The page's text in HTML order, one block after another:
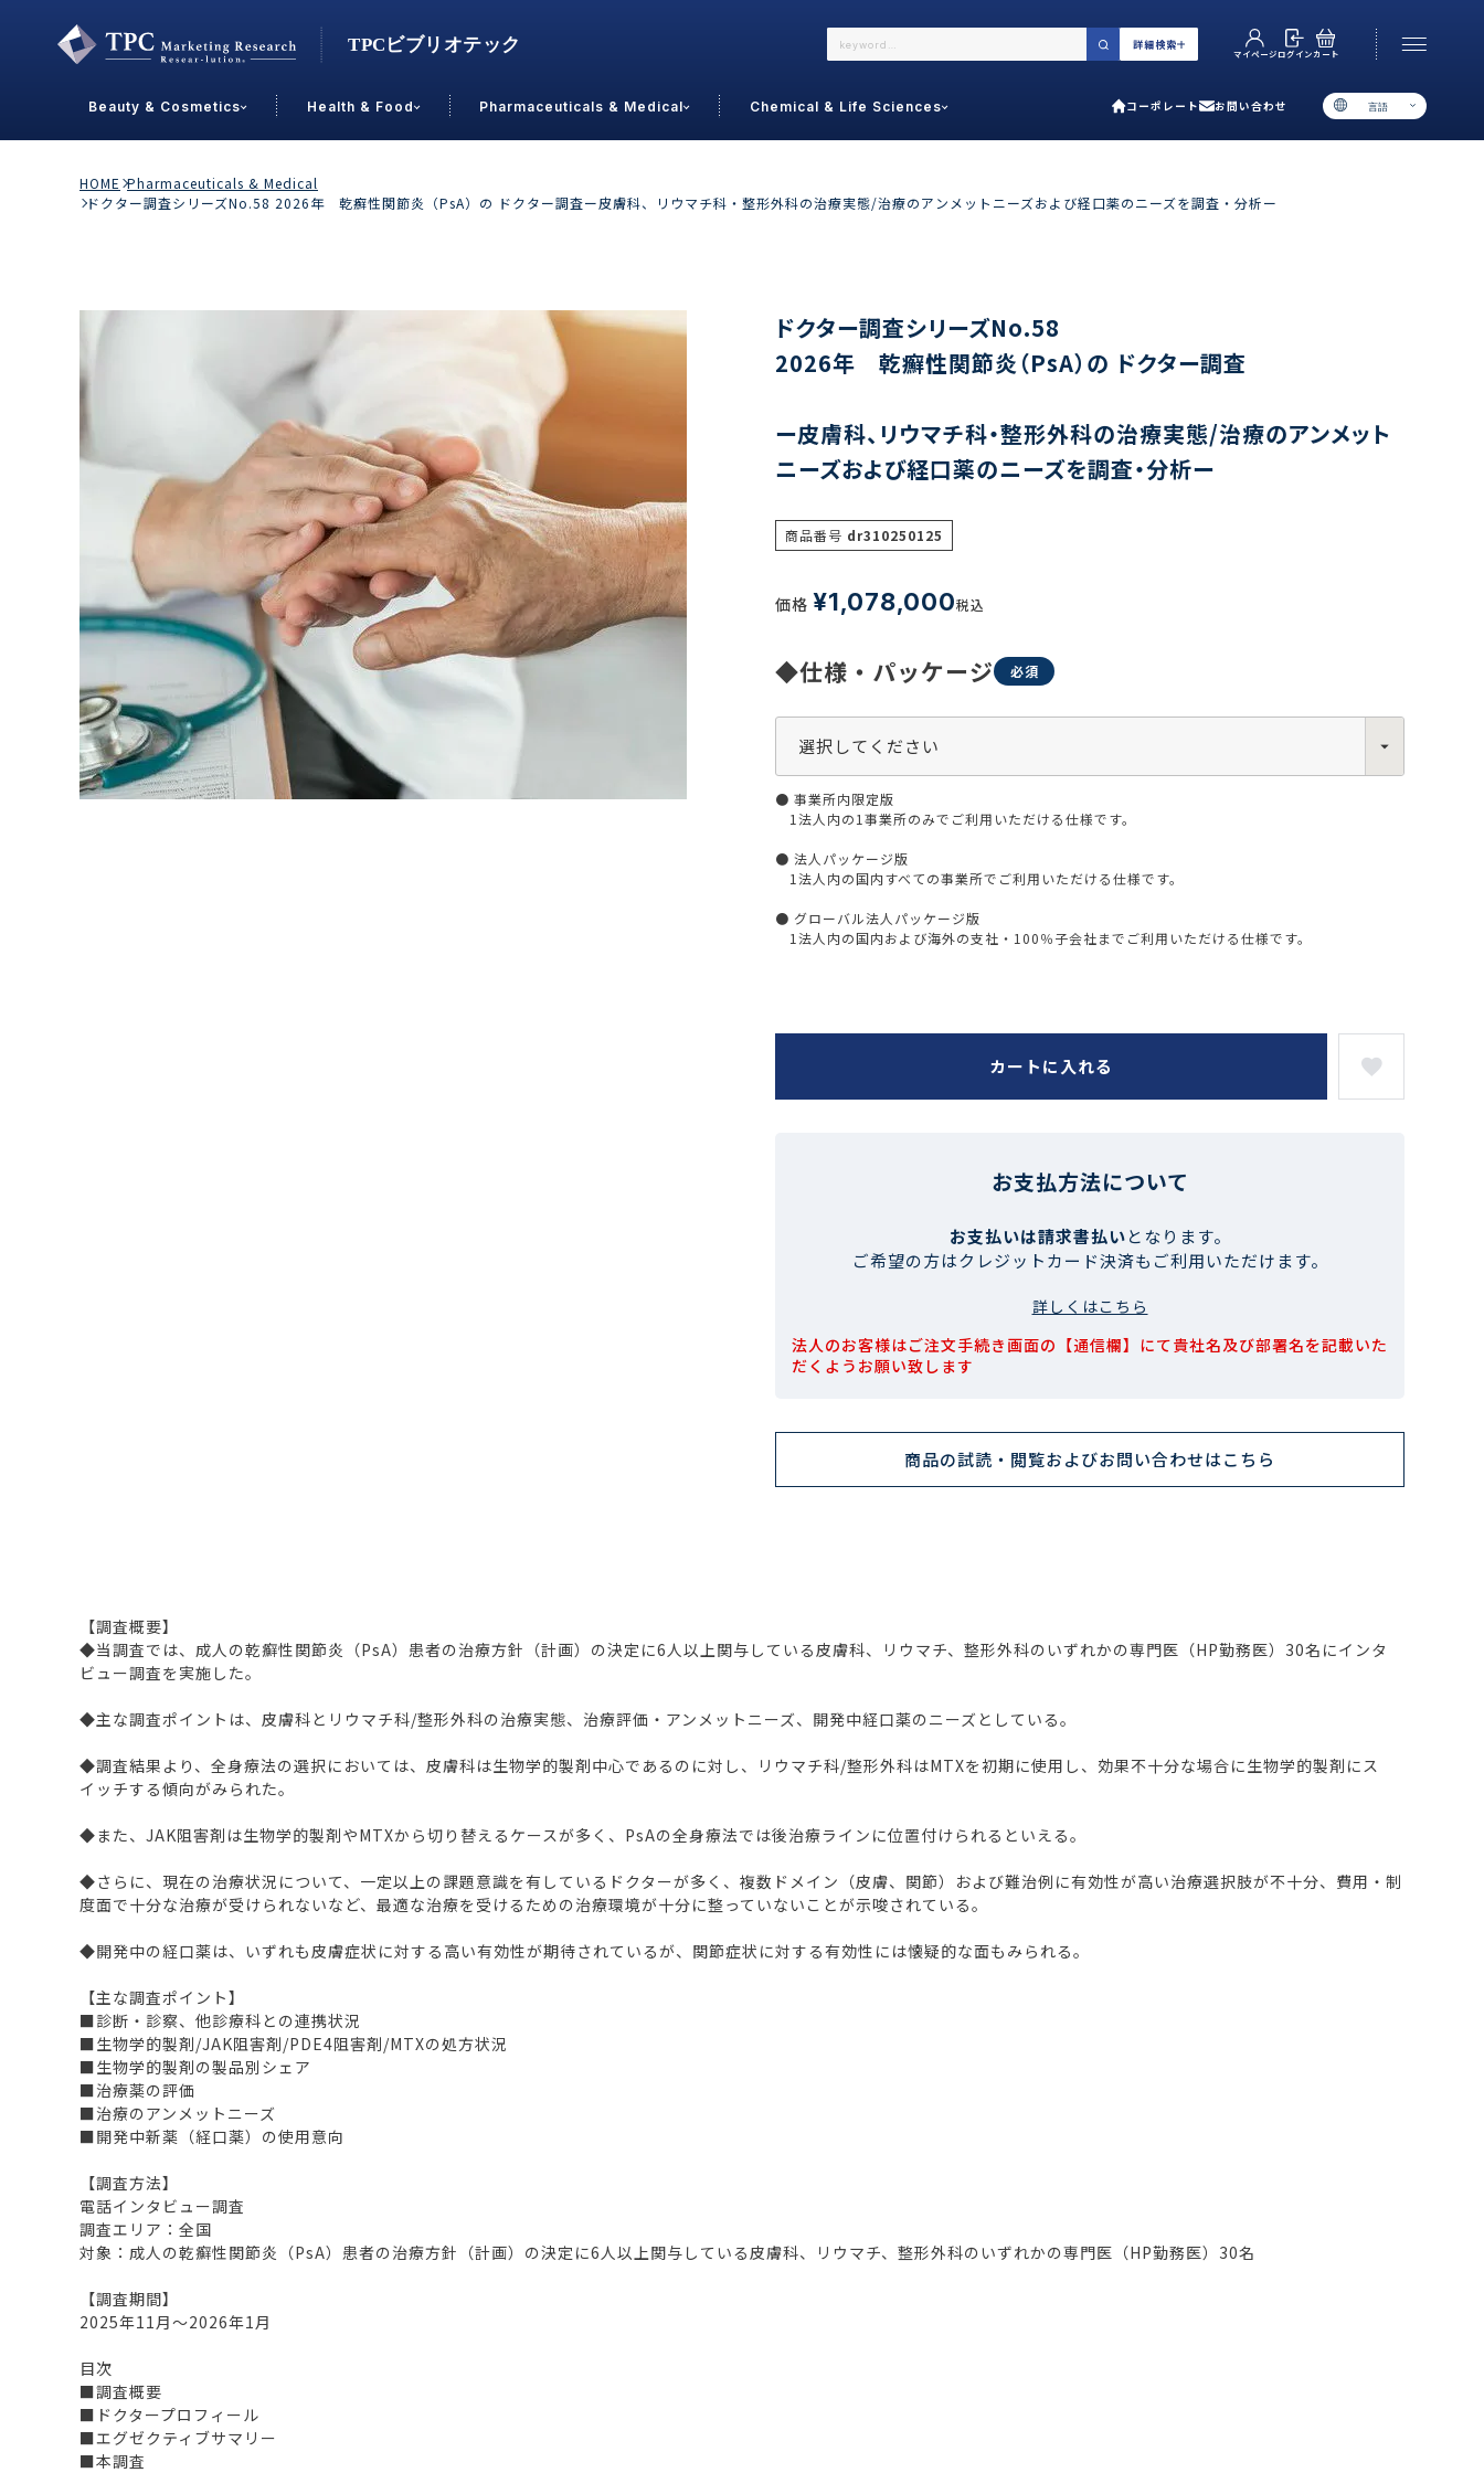
詳細検索
マイページログインカート
Beauty & Cosmetics Health & Food Pharmaceuticals & Medical Chemical & Life Sciences コーポレート お問い合わせ 言語
検索する
Contact Us 詳しくはこちら お問い合わせ
［ 9:00-17:00 土日祝除く ］
スキンケア
R&D
美容室・サロン
男性
その他
菓子
ＰＢＦ
冷食
業務用
食品添加物
R&D
海外
介護
機能性原料・素材
その他
Pharmaceuticals & Medical
患者調査
ドクター調査
精神神経
呼吸器・免疫
骨・関節
循環器・代謝
泌尿器・婦人
戦略
デジタル・Dtx
その他
Chemical & Life Sciences
ファイン・スペシャリティ・原料
プラスチック・容器・包装材
農薬・農業資材
電子材料
自動車
調査の種類から探す
トップ
お問い合わせ
コーポレート
〒550-0013
HOME Pharmaceuticals & Medical
ドクター調査シリーズNo.58 2026年 乾癬性関節炎（PsA）の ドクター調査ー皮膚科、リウマチ科・整形外科の治療実態/治療のアンメットニーズおよび経口薬のニーズを調査・分析ー
ドクター調査シリーズNo.58
2026年 乾癬性関節炎（PsA）の ドクター調査
ー皮膚科、リウマチ科・整形外科の治療実態/治療のアンメット
ニーズおよび経口薬のニーズを調査・分析ー
商品番号 dr310250125
価格 ¥1,078,000税込
◆仕様・パッケージ
● 事業所内限定版
1法人内の1事業所のみでご利用いただける仕様です。
● 法人パッケージ版
1法人内の国内すべての事業所でご利用いただける仕様です。
● グローバル法人パッケージ版
1法人内の国内および海外の支社・100％子会社までご利用いただける仕様です。
カートに入れる
お支払方法について
お支払いは請求書払いとなります。
ご希望の方はクレジットカード決済もご利用いただけます。
詳しくはこちら
法人のお客様はご注文手続き画面の【通信欄】にて貴社名及び部署名を記載いた
だくようお願い致します
商品の試読・閲覧およびお問い合わせはこちら
【調査概要】
◆当調査では、成人の乾癬性関節炎（PsA）患者の治療方針（計画）の決定に6人以上関与している皮膚科、リウマチ、整形外科のいずれかの専門医（HP勤務医）30名にインタ
ビュー調査を実施した。
◆主な調査ポイントは、皮膚科とリウマチ科/整形外科の治療実態、治療評価・アンメットニーズ、開発中経口薬のニーズとしている。
◆調査結果より、全身療法の選択においては、皮膚科は生物学的製剤中心であるのに対し、リウマチ科/整形外科はMTXを初期に使用し、効果不十分な場合に生物学的製剤にス
イッチする傾向がみられた。
◆また、JAK阻害剤は生物学的製剤やMTXから切り替えるケースが多く、PsAの全身療法では後治療ラインに位置付けられるといえる。
◆さらに、現在の治療状況について、一定以上の課題意識を有しているドクターが多く、複数ドメイン（皮膚、関節）および難治例に有効性が高い治療選択肢が不十分、費用・制
度面で十分な治療が受けられないなど、最適な治療を受けるための治療環境が十分に整っていないことが示唆されている。
◆開発中の経口薬は、いずれも皮膚症状に対する高い有効性が期待されているが、関節症状に対する有効性には懐疑的な面もみられる。
【主な調査ポイント】
■診断・診察、他診療科との連携状況
■生物学的製剤/JAK阻害剤/PDE4阻害剤/MTXの処方状況
■生物学的製剤の製品別シェア
■治療薬の評価
■治療のアンメットニーズ
■開発中新薬（経口薬）の使用意向
【調査方法】
電話インタビュー調査
調査エリア：全国
対象：成人の乾癬性関節炎（PsA）患者の治療方針（計画）の決定に6人以上関与している皮膚科、リウマチ、整形外科のいずれかの専門医（HP勤務医）30名
【調査期間】
2025年11月～2026年1月
目次
■調査概要
■ドクタープロフィール
■エグゼクティブサマリー
■本調査